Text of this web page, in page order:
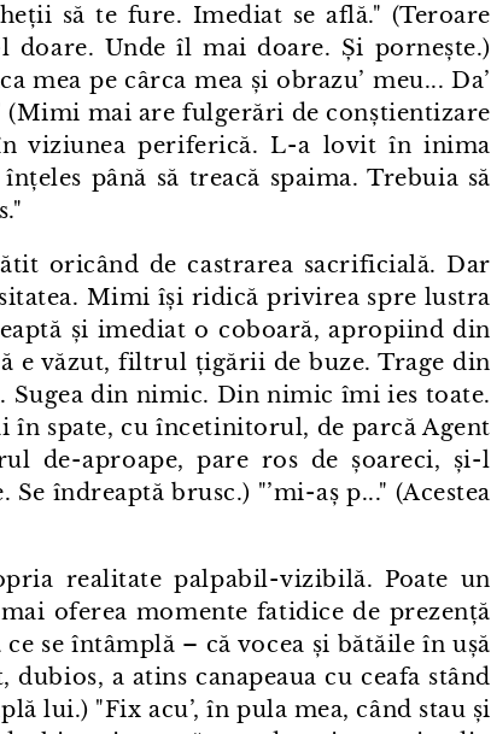
să te fure. Imediat se află." (Teroare
Unde îl mai doare. Și pornește.)
mea pe cârca mea și obrazu’ meu... Da’
(Mimi mai are fulgerări de conștientizare
viziunea periferică. L⁠-⁠a lovit în inima
până să treacă spaima. Trebuia să
oricând de castrarea sacrificială. Dar
Mimi își ridică privirea spre lustra
și imediat o coboară, apropiind din
e văzut, filtrul țigării de buze. Trage din
din nimic. Din nimic îmi ies toate.
în spate, cu încetinitorul, de parcă Agent
de⁠-⁠aproape, pare ros de șoareci, și⁠-⁠l
îndreaptă brusc.) "’mi⁠-⁠aș p..." (Acestea
realitate palpabil⁠-⁠vizibilă. Poate un
oferea momente fatidice de prezență
se întâmplă – că vocea și bătăile în ușă
a atins canapeaua cu ceafa stând
lui.) "Fix acu’, în pula mea, când stau și